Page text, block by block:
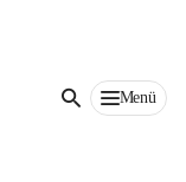
Menü